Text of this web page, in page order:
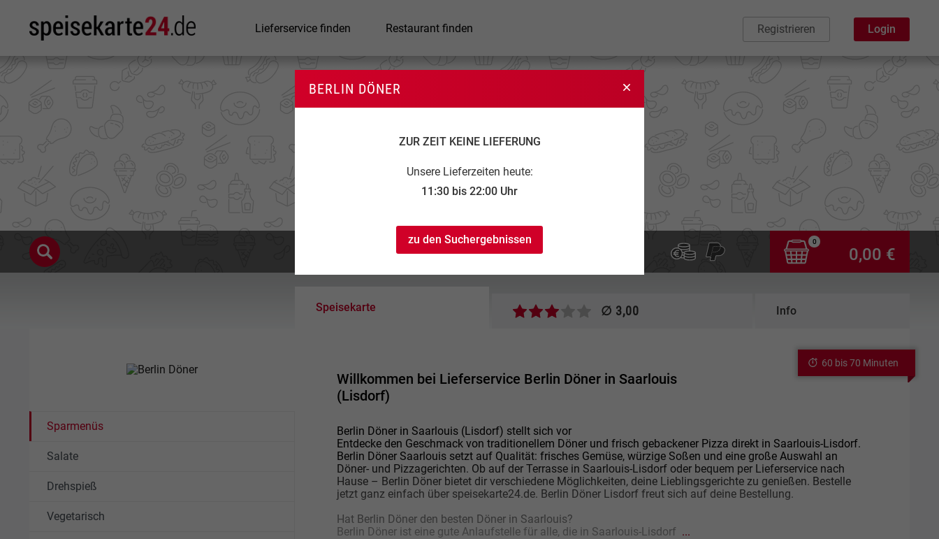
Lieferservice finden Restaurant finden Registrieren Login
BERLIN DÖNER
ZUR ZEIT KEINE LIEFERUNG
Unsere Lieferzeiten heute:
11:30 bis 22:00 Uhr
zu den Suchergebnissen
Berlin Döner
11:30 bis 22:00 ...
0
0,00 €
Speisekarte ∅ 3,00 Info
Sparmenüs
Salate
Drehspieß
Vegetarisch
Willkommen bei Lieferservice Berlin Döner in Saarlouis
(Lisdorf)
Berlin Döner in Saarlouis (Lisdorf) stellt sich vor
Entdecke den Geschmack von traditionellem Döner und frisch gebackener Pizza direkt in Saarlouis-Lisdorf.
Berlin Döner Saarlouis setzt auf Qualität: frisches Gemüse, würzige Soßen und eine große Auswahl an
Döner- und Pizzagerichten. Ob auf der Terrasse in Saarlouis-Lisdorf oder bequem per Lieferservice nach
Hause – Berlin Döner bietet dir verschiedene Möglichkeiten, deine Lieblingsgerichte zu genießen. Bestelle
jetzt ganz einfach über speisekarte24.de. Berlin Döner Lisdorf freut sich auf deine Bestellung.
Hat Berlin Döner den besten Döner in Saarlouis?
Berlin Döner ist eine gute Anlaufstelle für alle, die in Saarlouis-Lisdorf ...
60 bis 70 Minuten